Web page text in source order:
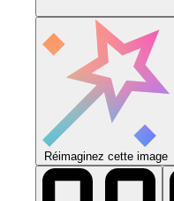
Réimaginez cette image